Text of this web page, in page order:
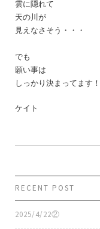
雲に隠れて
天の川が
見えなさそう・・・
でも
願い事は
しっかり決まってます！
ケイト
RECENT POST
2025/4/22②